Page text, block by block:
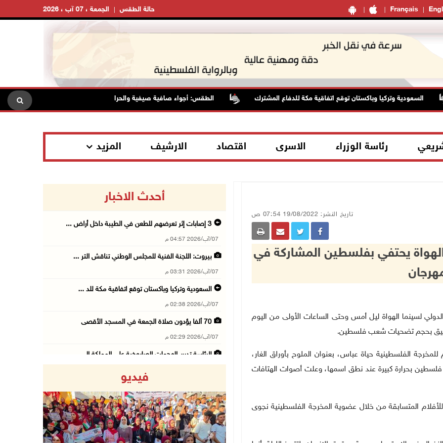
Français الجمعة ، 07 آب ، 2026 حالة الطقس
السعودية وتركيا وباكستان توقع اتفاقية مكة للدفاع المشترك الطقس: أجواء صافية صيفية والحرارة حول معدلها العام
رئاسة الوزراء الاسرى اقتصاد الارشيف المزيد
تاريخ النشر: 19/08/2022 07:54 ص
يحتفي بفلسطين المشاركة في
احتفت الدورة الـ35 للمهرجان الدولي لسينما الهواة ليل أمس وحتى الساعات الأولى من اليوم
تليق بحجم تضحيات شعب فلسطين.
الفلسطينية حياة عباس، بعنوان الملوح بأوراق الغار،
فلسطين بحرارة كبيرة عند نطق اسمها، وعلت أصوات الهتافات
المتسابقة من خلال عضوية المخرجة الفلسطينية نجوى
أحدث الاخبار
3 إصابات إثر تعرضهم للطعن في الطيبة داخل أراض ...
07/آب/2026 04:57 م
بيروت: اللجنة الفنية للمجلس الوطني تناقش التر ...
07/آب/2026 03:31 م
السعودية وتركيا وباكستان توقع اتفاقية مكة للد ...
07/آب/2026 02:38 م
70 ألفا يؤدون صلاة الجمعة في المسجد الأقصى
07/آب/2026 02:29 م
الرئاسة تدين الهجمات الصاروخية على المملكة ال ...
07/آب/2026 02:08 م
أمين عام الجامعة العربية يحذر من نهج إسرائيل ...
07/آب/2026 01:41 م
فيديو
Previous Next